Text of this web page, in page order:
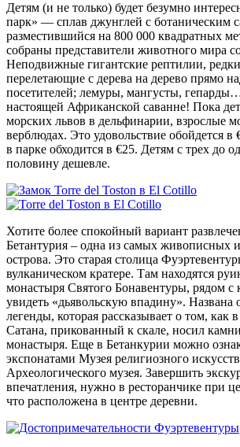
Детям (и не только) будет безумно
парк» — сплав джунглей с ботаническим
разместившийся на 800 000 квадратных
собраны представители животного мира
Неподвижные гигантские рептилии,
перелетающие с дерева на дерево прямо
посетителей; лемуры, мангусты,
настоящей Африканской саванне! Пока
морских львов в дельфинарии, взрослые
верблюдах. Это удовольствие обойдется
в парке обходится в €25. Детям с трех до
половину дешевле.
Хотите более спокойный вариант
Бетантурия – одна из самых живописных
острова. Это старая столица
вулканическом кратере. Там находятся
монастыря Святого Бонавентуры, рядом
увидеть «дьявольскую впадину». Названа
легенды, которая рассказывает о том, как
Сатана, прикованный к скале, носил
монастыря. Еще в Бетанкурии можно
экспонатами Музея религиозного
Археологического музея. Завершить
впечатления, нужно в ресторанчике при
что расположена в центре деревни.